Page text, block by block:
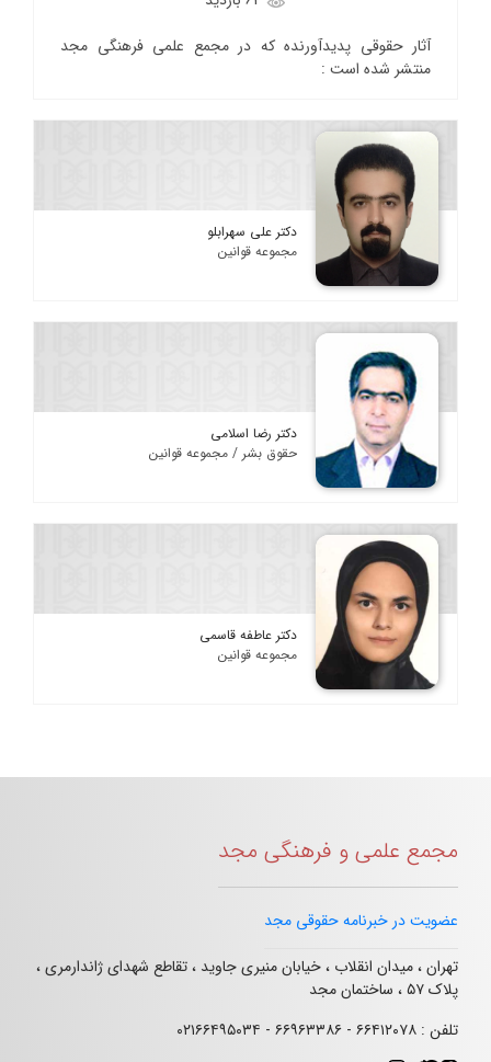
آثار حقوقی پدیدآورنده که در مجمع علمی فرهنگی مجد
منتشر شده است :
دکتر علی سهرابلو
مجموعه قوانین
دکتر رضا اسلامی
حقوق بشر / مجموعه قوانین
دکتر عاطفه قاسمی
مجموعه قوانین
مجمع علمی و فرهنگی مجد
عضویت در خبرنامه حقوقی مجد
تهران ، میدان انقلاب ، خیابان منیری جاوید ، تقاطع شهدای ژاندارمری ،
پلاک ۵۷ ، ساختمان مجد
تلفن : ۶۶۴۱۲۰۷۸ - ۶۶۹۶۳۳۸۶ - ۰۲۱۶۶۴۹۵۰۳۴